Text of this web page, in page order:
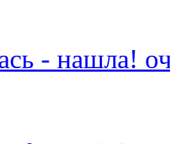
- нашла!